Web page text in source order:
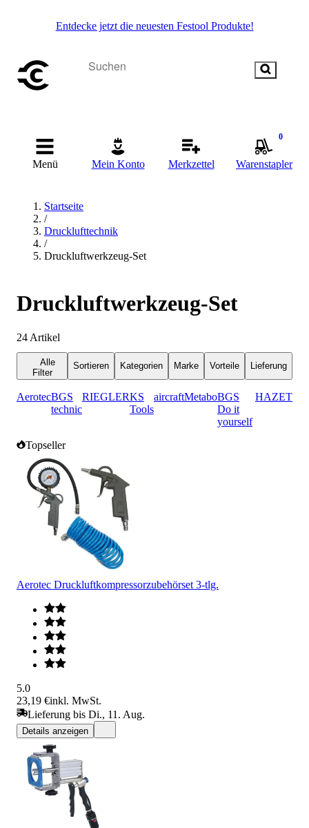
Entdecke jetzt die neuesten Festool Produkte!
Menü Mein Konto Merkzettel
0
Warenstapler
Startseite
/
Drucklufttechnik
/
Druckluftwerkzeug-Set
Druckluftwerkzeug-Set
24 Artikel
Alle
Filter
Sortieren Kategorien Marke Vorteile Lieferung
AerotecBGS
technic
RIEGLERKS
Tools
aircraftMetaboBGS
Do it
yourself
HAZET
Topseller
Aerotec Druckluftkompressorzubehörset 3-tlg.
5.0
23,19 €inkl. MwSt.
Lieferung bis Di., 11. Aug.
Details anzeigen